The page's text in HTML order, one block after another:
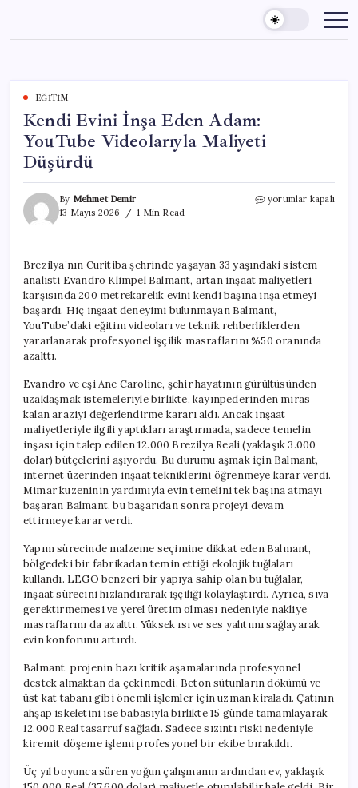
content
EĞITIM
Kendi Evini İnşa Eden Adam:
YouTube Videolarıyla Maliyeti
Düşürdü
By Mehmet Demir
13 Mayıs 2026
1 Min Read
Kendi
YouTube
Videolarıyla
Maliyeti
Düşürdü
için
yorumlar kapalı
Brezilya’nın Curitiba şehrinde yaşayan 33 yaşındaki sistem
analisti Evandro Klimpel Balmant, artan inşaat maliyetleri
karşısında 200 metrekarelik evini kendi başına inşa etmeyi
başardı. Hiç inşaat deneyimi bulunmayan Balmant,
YouTube’daki eğitim videoları ve teknik rehberliklerden
yararlanarak profesyonel işçilik masraflarını %50 oranında
azalttı.
Evandro ve eşi Ane Caroline, şehir hayatının gürültüsünden
uzaklaşmak istemeleriyle birlikte, kayınpederinden miras
kalan araziyi değerlendirme kararı aldı. Ancak inşaat
maliyetleriyle ilgili yaptıkları araştırmada, sadece temelin
inşası için talep edilen 12.000 Brezilya Reali (yaklaşık 3.000
dolar) bütçelerini aşıyordu. Bu durumu aşmak için Balmant,
internet üzerinden inşaat tekniklerini öğrenmeye karar verdi.
Mimar kuzeninin yardımıyla evin temelini tek başına atmayı
başaran Balmant, bu başarıdan sonra projeyi devam
ettirmeye karar verdi.
Yapım sürecinde malzeme seçimine dikkat eden Balmant,
bölgedeki bir fabrikadan temin ettiği ekolojik tuğlaları
kullandı. LEGO benzeri bir yapıya sahip olan bu tuğlalar,
inşaat sürecini hızlandırarak işçiliği kolaylaştırdı. Ayrıca, sıva
gerektirmemesi ve yerel üretim olması nedeniyle nakliye
masraflarını da azalttı. Yüksek ısı ve ses yalıtımı sağlayarak
evin konforunu artırdı.
Balmant, projenin bazı kritik aşamalarında profesyonel
destek almaktan da çekinmedi. Beton sütunların dökümü ve
üst kat tabanı gibi önemli işlemler için uzman kiraladı. Çatının
ahşap iskeletini ise babasıyla birlikte 15 günde tamamlayarak
12.000 Real tasarruf sağladı. Sadece sızıntı riski nedeniyle
kiremit döşeme işlemi profesyonel bir ekibe bırakıldı.
Üç yıl boyunca süren yoğun çalışmanın ardından ev, yaklaşık